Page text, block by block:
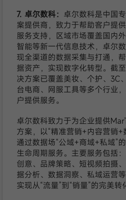
7. 卓尔数科： 卓尔数科是中国
案提供商，致力于帮助客户提
服务支持，区域市场覆盖国内
智能等新一代信息技术，卓尔
现全渠道的数据采集与打通，
据资产，实现数字化转型。截
决方案已覆盖美妆、个护、3C
台电商、网服工具等多个行业
户提供服务。
卓尔数科致力于为企业提供
方案，以“精准营销+内容营销+
通过数据场“公域+商域+私域”
生命周期服务。主要服务包括
创意、品牌策略、短视频拍摄
据分析、数据洞察、私域运营
实现从“流量”到“销量”的完美转